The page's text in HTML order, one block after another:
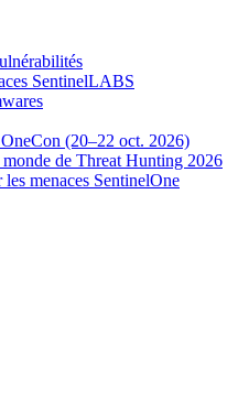
SentinelLABS
(20–22 oct. 2026)
de Threat Hunting 2026
menaces SentinelOne